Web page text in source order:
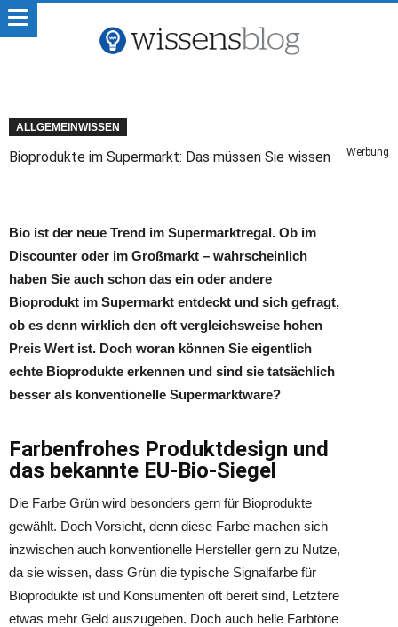
ALLGEMEINWISSEN
Bioprodukte im Supermarkt: Das müssen Sie wissen Werbung
Bio ist der neue Trend im Supermarktregal. Ob im
Discounter oder im Großmarkt – wahrscheinlich
haben Sie auch schon das ein oder andere
Bioprodukt im Supermarkt entdeckt und sich gefragt,
ob es denn wirklich den oft vergleichsweise hohen
Preis Wert ist. Doch woran können Sie eigentlich
echte Bioprodukte erkennen und sind sie tatsächlich
besser als konventionelle Supermarktware?
Farbenfrohes Produktdesign und
das bekannte EU-Bio-Siegel
Die Farbe Grün wird besonders gern für Bioprodukte
gewählt. Doch Vorsicht, denn diese Farbe machen sich
inzwischen auch konventionelle Hersteller gern zu Nutze,
da sie wissen, dass Grün die typische Signalfarbe für
Bioprodukte ist und Konsumenten oft bereit sind, Letztere
etwas mehr Geld auszugeben. Doch auch helle Farbtöne